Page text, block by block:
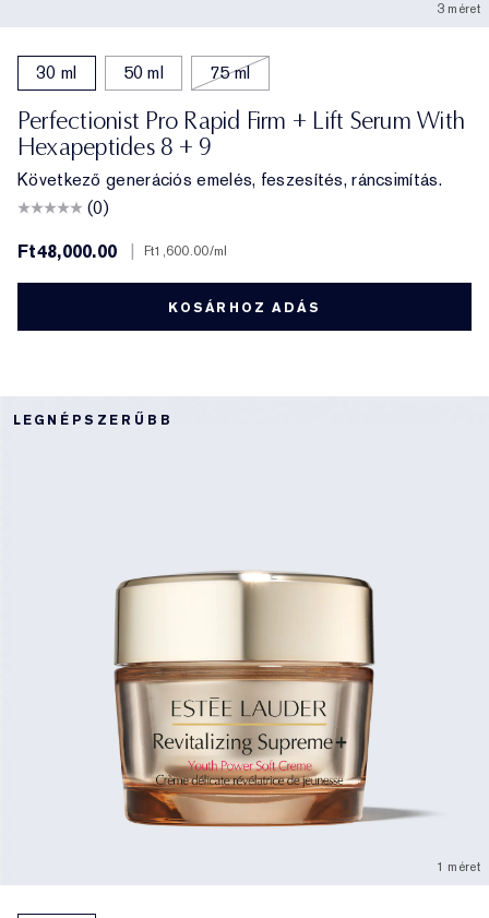
3 méret
30 ml 50 ml 75 ml
Perfectionist Pro Rapid Firm + Lift Serum With
Hexapeptides 8 + 9
Következő generációs emelés, feszesítés, ráncsimítás.
(0)
Ft48,000.00
Ft1,600.00/ml
KOSÁRHOZ ADÁS
LEGNÉPSZERŰBB
1 méret